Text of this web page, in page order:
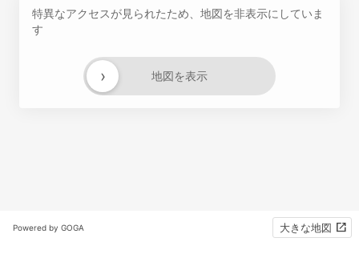
特異なアクセスが見られたため、地図を非表示にしていま
す
地図を表示
›
Powered by GOGA 大きな地図